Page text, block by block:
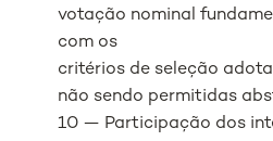
votação nominal
com os
critérios de seleção
não sendo permitidas
10 — Participação dos